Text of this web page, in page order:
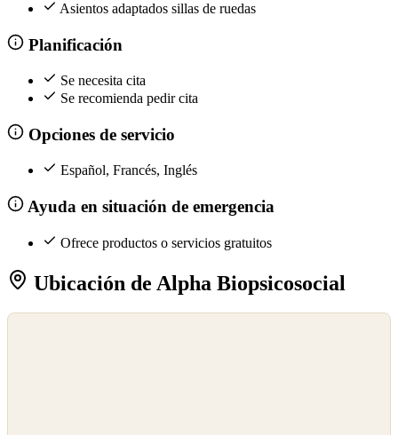
Asientos adaptados sillas de ruedas
Planificación
Se necesita cita
Se recomienda pedir cita
Opciones de servicio
Español, Francés, Inglés
Ayuda en situación de emergencia
Ofrece productos o servicios gratuitos
Ubicación de Alpha Biopsicosocial